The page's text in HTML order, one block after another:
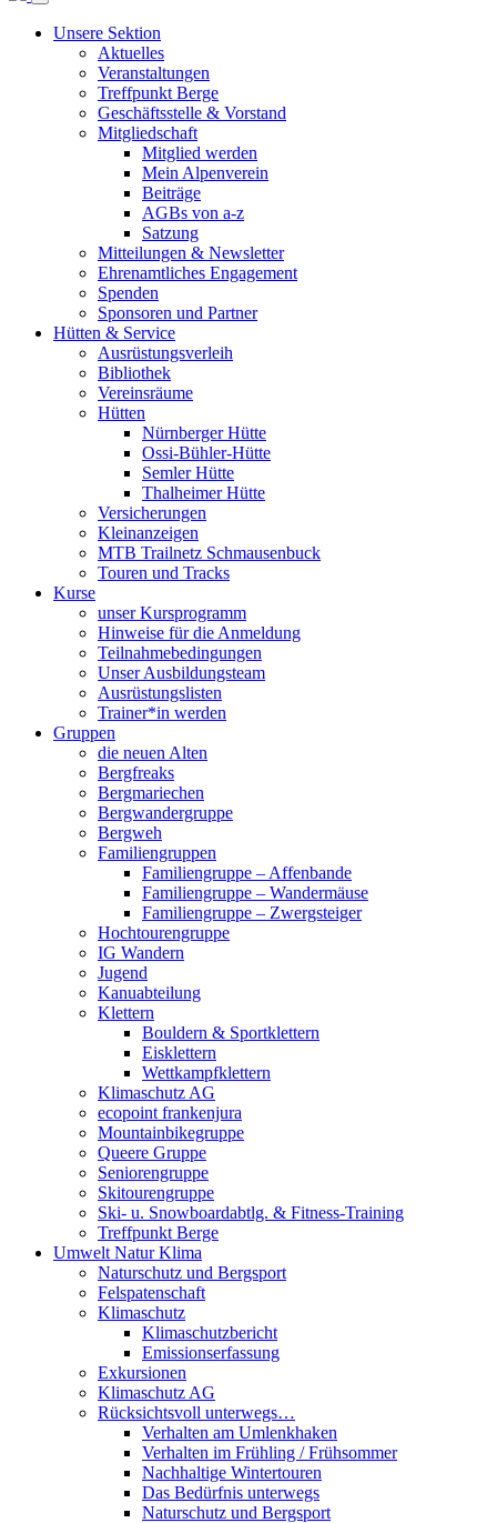
Unsere Sektion
Aktuelles
Veranstaltungen
Treffpunkt Berge
Geschäftsstelle & Vorstand
Mitgliedschaft
Mitglied werden
Mein Alpenverein
Beiträge
AGBs von a-z
Satzung
Mitteilungen & Newsletter
Ehrenamtliches Engagement
Spenden
Sponsoren und Partner
Hütten & Service
Ausrüstungsverleih
Bibliothek
Vereinsräume
Hütten
Nürnberger Hütte
Ossi-Bühler-Hütte
Semler Hütte
Thalheimer Hütte
Versicherungen
Kleinanzeigen
MTB Trailnetz Schmausenbuck
Touren und Tracks
Kurse
unser Kursprogramm
Hinweise für die Anmeldung
Teilnahmebedingungen
Unser Ausbildungsteam
Ausrüstungslisten
Trainer*in werden
Gruppen
die neuen Alten
Bergfreaks
Bergmariechen
Bergwandergruppe
Bergweh
Familiengruppen
Familiengruppe – Affenbande
Familiengruppe – Wandermäuse
Familiengruppe – Zwergsteiger
Hochtourengruppe
IG Wandern
Jugend
Kanuabteilung
Klettern
Bouldern & Sportklettern
Eisklettern
Wettkampfklettern
Klimaschutz AG
ecopoint frankenjura
Mountainbikegruppe
Queere Gruppe
Seniorengruppe
Skitourengruppe
Ski- u. Snowboardabtlg. & Fitness-Training
Treffpunkt Berge
Umwelt Natur Klima
Naturschutz und Bergsport
Felspatenschaft
Klimaschutz
Klimaschutzbericht
Emissionserfassung
Exkursionen
Klimaschutz AG
Rücksichtsvoll unterwegs…
Verhalten am Umlenkhaken
Verhalten im Frühling / Frühsommer
Nachhaltige Wintertouren
Das Bedürfnis unterwegs
Naturschutz und Bergsport